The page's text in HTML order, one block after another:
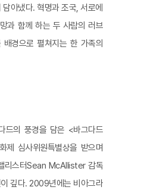
아냈다. 혁명과 조국, 서로에
과 함께 하는 두 사람의 러브
경으로 펼쳐지는 한 가족의
드의 풍경을 담은 <바그다드
제 심사위원특별상을 받으며
리스터Sean McAllister 감독
깊다. 2009년에는 비아그라